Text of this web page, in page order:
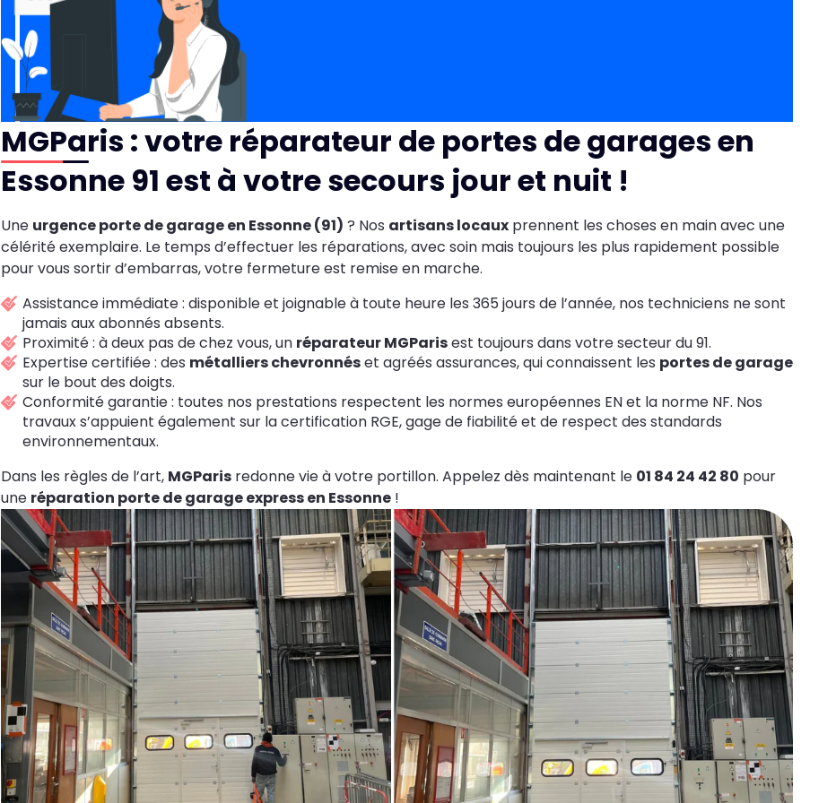
MGParis : votre réparateur de portes de garages en
Essonne 91 est à votre secours jour et nuit !
Une urgence porte de garage en Essonne (91) ? Nos artisans locaux prennent les choses en main avec une
célérité exemplaire. Le temps d’effectuer les réparations, avec soin mais toujours les plus rapidement possible
pour vous sortir d’embarras, votre fermeture est remise en marche.
Assistance immédiate : disponible et joignable à toute heure les 365 jours de l’année, nos techniciens ne sont
jamais aux abonnés absents.
Proximité : à deux pas de chez vous, un réparateur MGParisest toujours dans votre secteur du 91.
Expertise certifiée : des métalliers chevronnéset agréés assurances, qui connaissent les portes de garage
sur le bout des doigts.
Conformité garantie : toutes nos prestations respectent les normes européennes EN et la norme NF. Nos
travaux s’appuient également sur la certification RGE, gage de fiabilité et de respect des standards
environnementaux.
Dans les règles de l’art, MGParis redonne vie à votre portillon. Appelez dès maintenant le 01 84 24 42 80 pour
une réparation porte de garage express en Essonne !